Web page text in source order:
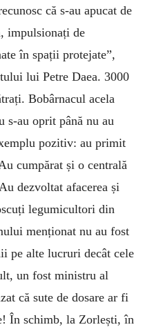
că s-au apucat de
impulsionați de
în spații protejate”,
lui Petre Daea. 3000
Bobârnacul acela
s-au oprit până nu au
pozitiv: au primit
cumpărat și o centrală
dezvoltat afacerea și
legumicultori din
menționat nu au fost
pe alte lucruri decât cele
un fost ministru al
că sute de dosare ar fi
În schimb, la Zorlești, în